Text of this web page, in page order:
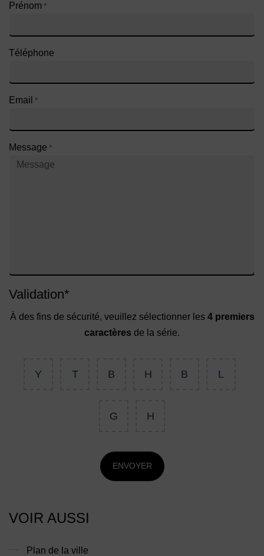
Prénom *
Téléphone
Email *
Message *
Validation*
À des fins de sécurité, veuillez sélectionner les 4 premiers
caractères de la série.
Y T B H B L
G H
ENVOYER
VOIR AUSSI
Plan de la ville